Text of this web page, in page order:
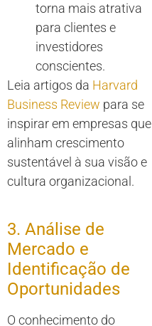
torna mais atrativa
para clientes e
investidores
conscientes.
Leia artigos da Harvard
Business Review para se
inspirar em empresas que
alinham crescimento
sustentável à sua visão e
cultura organizacional.
3. Análise de
Mercado e
Identificação de
Oportunidades
O conhecimento do